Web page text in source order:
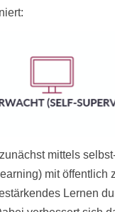
mittels
mit öffentlich
Lernen